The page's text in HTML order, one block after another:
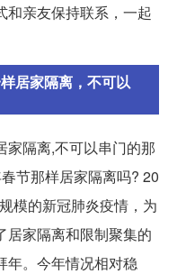
和亲友保持联系，一起
居家隔离，不可以
家隔离,不可以串门的那
节那样居家隔离吗? 20
模的新冠肺炎疫情，为
居家隔离和限制聚集的
年。今年情况相对稳